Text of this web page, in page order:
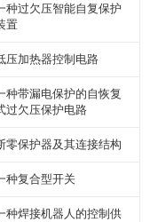
种过欠压智能自复保护
置
压加热器控制电路
种带漏电保护的自恢复
过欠压保护电路
零保护器及其连接结构
种复合型开关
种焊接机器人的控制供